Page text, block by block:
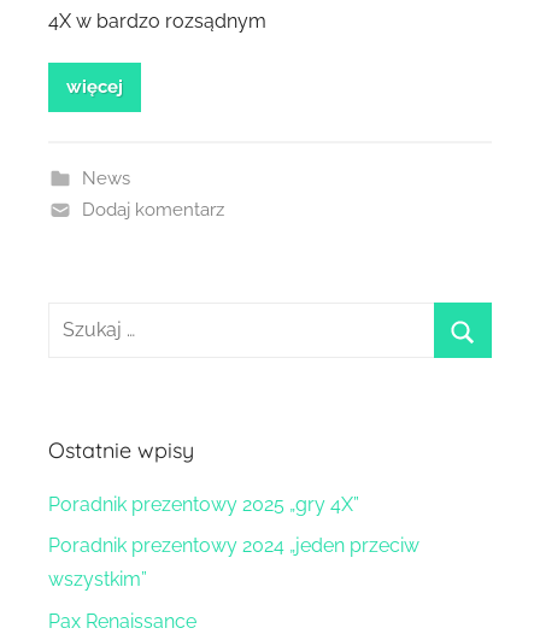
4X w bardzo rozsądnym
więcej
News
Dodaj komentarz
Szukaj:
Ostatnie wpisy
Poradnik prezentowy 2025 „gry 4X”
Poradnik prezentowy 2024 „jeden przeciw
wszystkim”
Pax Renaissance